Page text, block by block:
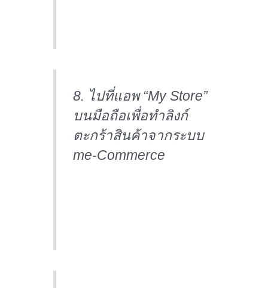
8. ไปที่แอพ “My Store”
บนมือถือเพื่อทำลิงก์
ตะกร้าสินค้าจากระบบ
me-Commerce